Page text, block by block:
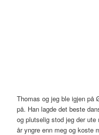
Thomas og jeg ble igjen på
på. Han lagde det beste
og plutselig stod jeg der
år yngre enn meg og koste